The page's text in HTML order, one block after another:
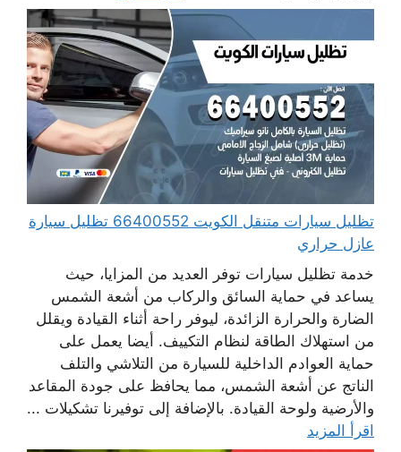
تظليل سيارات متنقل الكويت 66400552 تظليل سيارة
عازل حراري
خدمة تظليل سيارات توفر العديد من المزايا، حيث
يساعد في حماية السائق والركاب من أشعة الشمس
الضارة والحرارة الزائدة، ليوفر راحة أثناء القيادة ويقلل
من استهلاك الطاقة لنظام التكييف. أيضا يعمل على
حماية العوادم الداخلية للسيارة من التلاشي والتلف
الناتج عن أشعة الشمس، مما يحافظ على جودة المقاعد
والأرضية ولوحة القيادة. بالإضافة إلى توفيرنا تشكيلات ...
اقرأ المزيد